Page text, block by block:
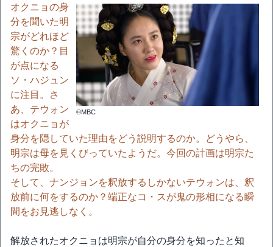
©MBC
オクニョの身
分を聞いた明
宗がどれほど
驚くのか？目
が点になる
ソ・ハジュン
に注目。さ
あ、テウォン
はオクニョが
身分を隠していた理由をどう説明するのか。どうやら、
明宗は母を見くびっていたようだ。今回の計画は明宗た
ちの完敗。
そして、ナンジョンを釈放するしかないテウォンは、釈
放前に何をするのか？端正なコ・スが鬼の形相になる瞬
間をお見逃しなく。
解放されたオクニョは明宗が自分の身分を知ったと知